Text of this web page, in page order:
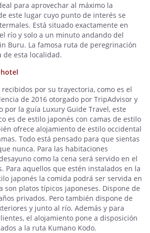
para aprovechar al máximo la
este lugar cuyo punto de interés se
Está situado exactamente en
río y solo a un minuto andando del
Buru. La famosa ruta de peregrinación
de esta localidad.
por su trayectoria, como es el
de 2016 otorgado por TripAdvisor y
por la guía Luxury Guide Travel, este
es de estilo japonés con camas de estilo
ofrece alojamiento de estilo occidental
Todo está pensado para que sientas
nunca. Para las habitaciones
como la cena será servido en el
Para aquellos que estén instalados en la
japonés la comida podrá ser servida en
son platos típicos japoneses. Dispone de
privados. Pero también dispone de
y junto al río. Además y para
el alojamiento pone a disposición
a la ruta Kumano Kodo.